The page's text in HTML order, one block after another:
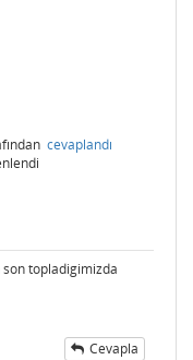
cevaplandı
topladigimizda
Cevapla